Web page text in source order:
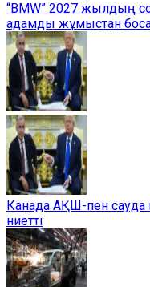
“BMW” 2027 жылдың
адамды жұмыстан
Канада АҚШ-пен сауда
ниетті